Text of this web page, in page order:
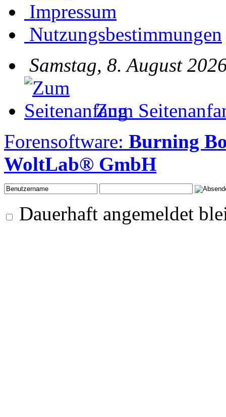
Impressum
Nutzungsbestimmungen
Samstag, 8. August
Zum
Forensoftware: Burning
WoltLab® GmbH
Dauerhaft angemeldet